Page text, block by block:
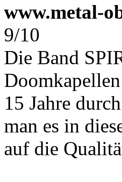
www.metal-
9/10
Die Band
15 Jahre
man es in
auf die